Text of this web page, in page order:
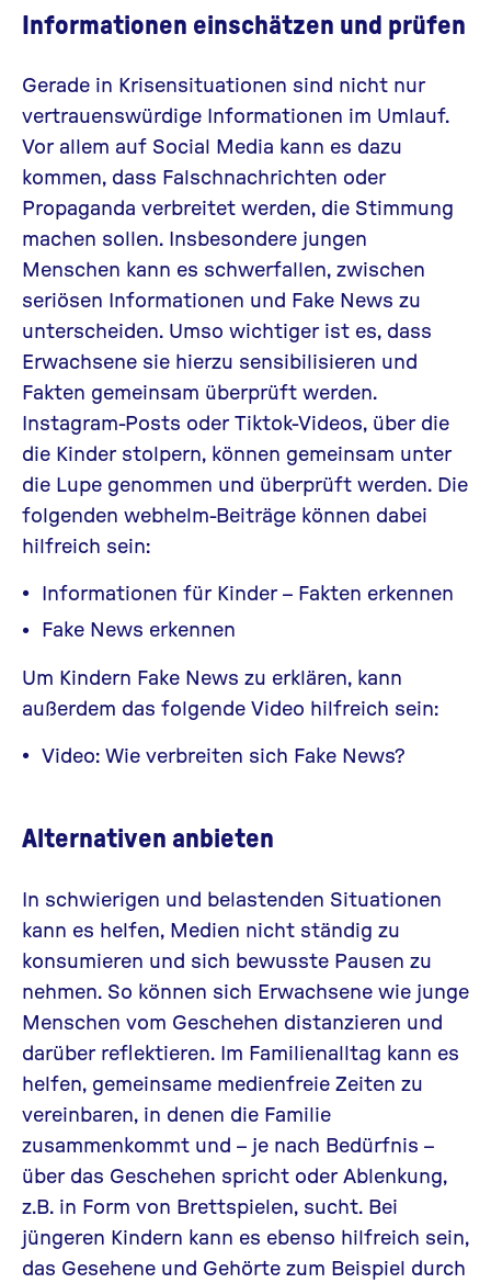
Informationen einschätzen und prüfen
Gerade in Krisensituationen sind nicht nur
vertrauenswürdige Informationen im Umlauf.
Vor allem auf Social Media kann es dazu
kommen, dass Falschnachrichten oder
Propaganda verbreitet werden, die Stimmung
machen sollen. Insbesondere jungen
Menschen kann es schwerfallen, zwischen
seriösen Informationen und Fake News zu
unterscheiden. Umso wichtiger ist es, dass
Erwachsene sie hierzu sensibilisieren und
Fakten gemeinsam überprüft werden.
Instagram-Posts oder Tiktok-Videos, über die
die Kinder stolpern, können gemeinsam unter
die Lupe genommen und überprüft werden. Die
folgenden webhelm-Beiträge können dabei
hilfreich sein:
Informationen für Kinder – Fakten erkennen
Fake News erkennen
Um Kindern Fake News zu erklären, kann
außerdem das folgende Video hilfreich sein:
Video: Wie verbreiten sich Fake News?
Alternativen anbieten
In schwierigen und belastenden Situationen
kann es helfen, Medien nicht ständig zu
konsumieren und sich bewusste Pausen zu
nehmen. So können sich Erwachsene wie junge
Menschen vom Geschehen distanzieren und
darüber reflektieren. Im Familienalltag kann es
helfen, gemeinsame medienfreie Zeiten zu
vereinbaren, in denen die Familie
zusammenkommt und – je nach Bedürfnis –
über das Geschehen spricht oder Ablenkung,
z.B. in Form von Brettspielen, sucht. Bei
jüngeren Kindern kann es ebenso hilfreich sein,
das Gesehene und Gehörte zum Beispiel durch